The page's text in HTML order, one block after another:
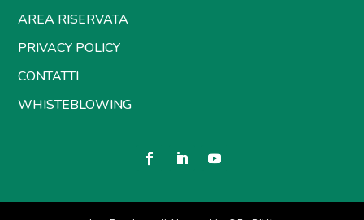
AREA RISERVATA
PRIVACY POLICY
CONTATTI
WHISTEBLOWING